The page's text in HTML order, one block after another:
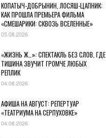
КОПАТЫЧ-ДОБРЫНИН, ЛОСЯШ-ЦАПНИК:
КАК ПРОШЛА ПРЕМЬЕРА ФИЛЬМА
«СМЕШАРИКИ: СКВОЗЬ ВСЕЛЕННЫЕ»
05.08.2026
«ЖИЗНЬ Ж…»: СПЕКТАКЛЬ БЕЗ СЛОВ, ГДЕ
ТИШИНА ЗВУЧИТ ГРОМЧЕ ЛЮБЫХ
РЕПЛИК
04.08.2026
АФИША НА АВГУСТ: РЕПЕРТУАР
«ТЕАТРИУМА НА СЕРПУХОВКЕ»
04.08.2026